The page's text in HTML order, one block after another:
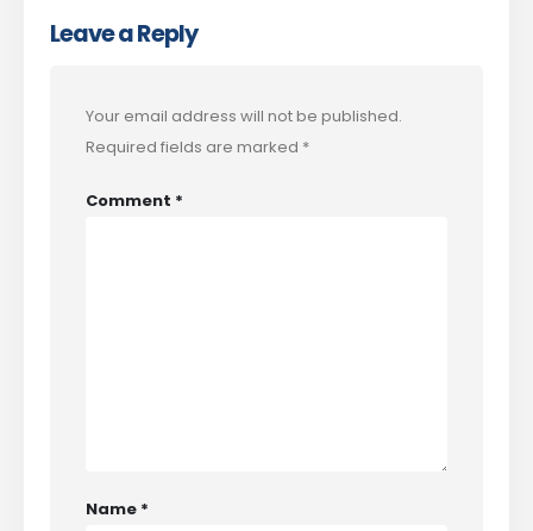
Leave a Reply
Your email address will not be published.
Required fields are marked *
Comment *
Name *